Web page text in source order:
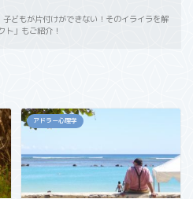
子どもが片付けができない！そのイライラを解
ト」もご紹介！
アドラー心理学